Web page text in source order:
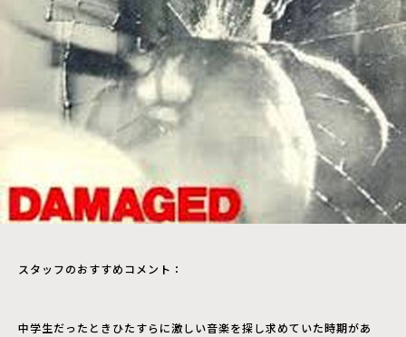
スタッフのおすすめコメント：
中学生だったときひたすらに激しい音楽を探し求めていた時期があ